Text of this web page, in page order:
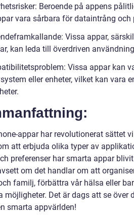
Beroende på appens
vara sårbara för dataintrång
Vissa appar,
kan leda till överdriven
Vissa appar kan
eller enheter, vilket kan vara
appar har revolutionerat sättet
att erbjuda olika typer av
preferenser har smarta appar
om det handlar om att
familj, förbättra vår hälsa eller
möjligheter. Det är dags att se över
smarta appvärlden!